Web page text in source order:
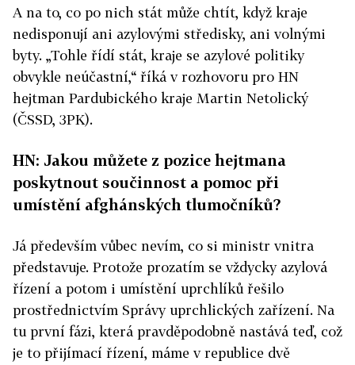
A na to, co po nich stát může chtít, když kraje
nedisponují ani azylovými středisky, ani volnými
byty. „Tohle řídí stát, kraje se azylové politiky
obvykle neúčastní,“ říká v rozhovoru pro HN
hejtman Pardubického kraje Martin Netolický
(ČSSD, 3PK).
HN: Jakou můžete z pozice hejtmana
poskytnout součinnost a pomoc při
umístění afghánských tlumočníků?
Já především vůbec nevím, co si ministr vnitra
představuje. Protože prozatím se vždycky azylová
řízení a potom i umístění uprchlíků řešilo
prostřednictvím Správy uprchlických zařízení. Na
tu první fázi, která pravděpodobně nastává teď, což
je to přijímací řízení, máme v republice dvě